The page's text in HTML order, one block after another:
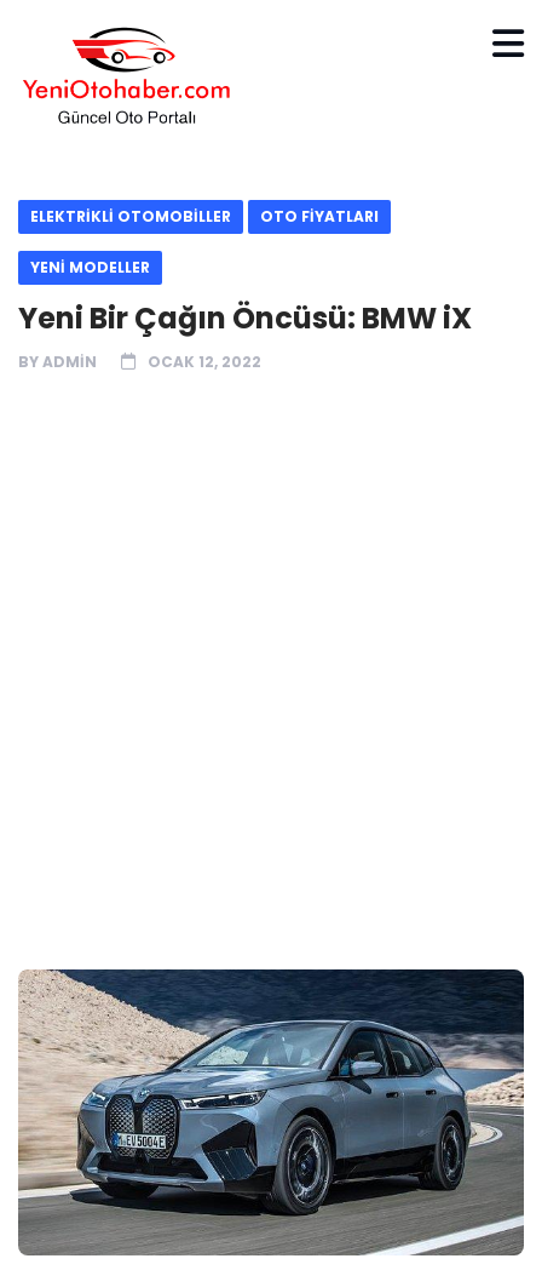
ELEKTRİKLİ OTOMOBİLLER OTO FİYATLARI
YENİ MODELLER
Yeni Bir Çağın Öncüsü: BMW iX
BYADMIN OCAK 12, 2022